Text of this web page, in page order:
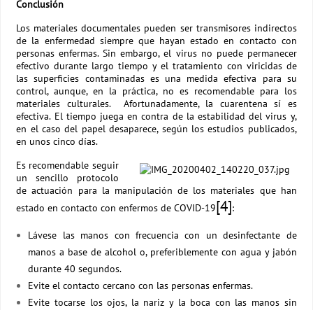
Conclusión
Los materiales documentales pueden ser transmisores indirectos
de la enfermedad siempre que hayan estado en contacto con
personas enfermas. Sin embargo, el virus no puede permanecer
efectivo durante largo tiempo y el tratamiento con viricidas de
las superficies contaminadas es una medida efectiva para su
control, aunque, en la práctica, no es recomendable para los
materiales culturales. Afortunadamente, la cuarentena sí es
efectiva. El tiempo juega en contra de la estabilidad del virus y,
en el caso del papel desaparece, según los estudios publicados,
en unos cinco días.
Es recomendable seguir
un sencillo protocolo
de actuación para la manipulación de los materiales que han
estado en contacto con enfermos de COVID-19[4]:
Lávese las manos con frecuencia con un desinfectante de
manos a base de alcohol o, preferiblemente con agua y jabón
durante 40 segundos.
Evite el contacto cercano con las personas enfermas.
Evite tocarse los ojos, la nariz y la boca con las manos sin